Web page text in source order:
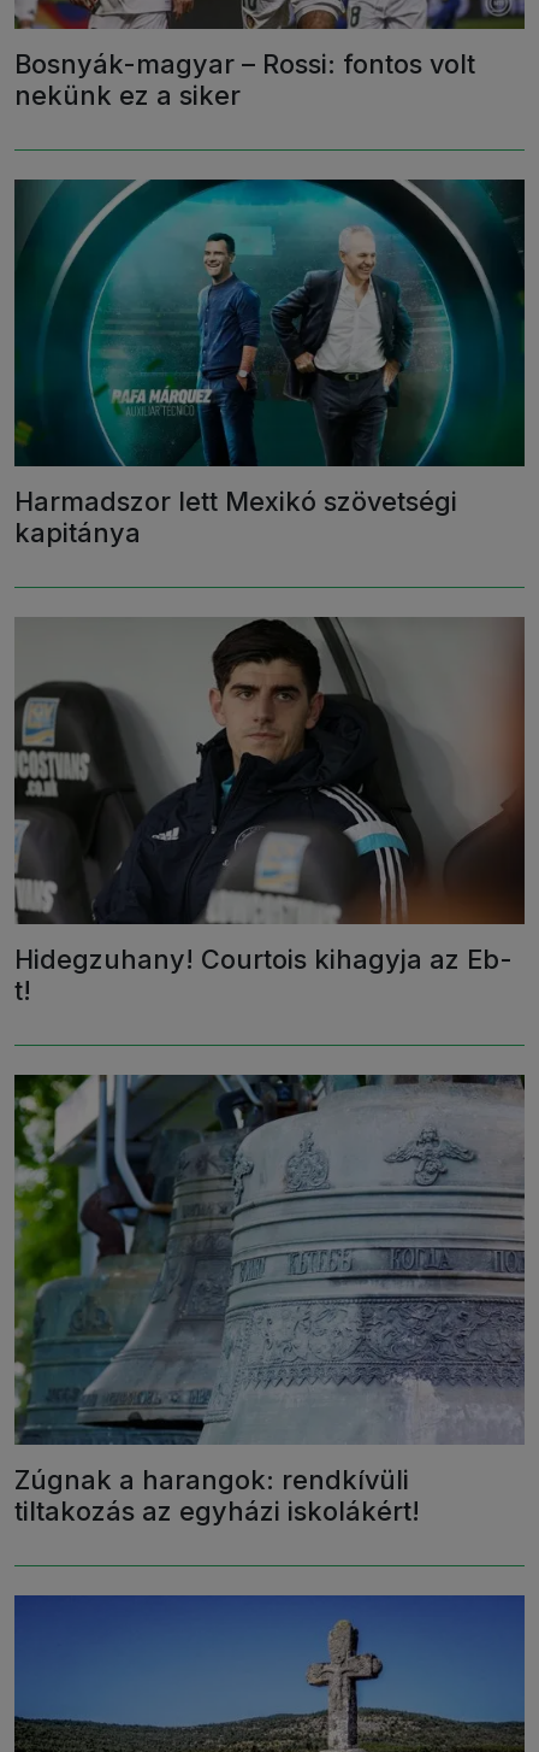
Bosnyák-magyar – Rossi: fontos volt
nekünk ez a siker
Harmadszor lett Mexikó szövetségi
kapitánya
Hidegzuhany! Courtois kihagyja az Eb-
t!
Zúgnak a harangok: rendkívüli
tiltakozás az egyházi iskolákért!